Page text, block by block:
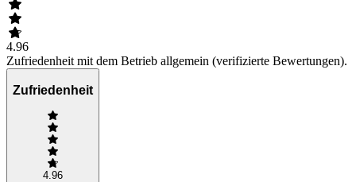
4.96
Zufriedenheit mit dem Betrieb allgemein (verifizierte Bewertungen).
Zufriedenheit
4.96